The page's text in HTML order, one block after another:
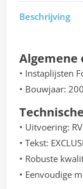
Beschrijving
Algemene
• Instaplijsten
• Bouwjaar:
• Uitvoering:
• Tekst:
• Robuste
• Eenvoudige